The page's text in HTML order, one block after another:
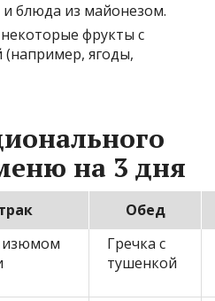
блюда из майонезом.
фрукты с
ягоды,
на 3 дня
Обед
изюмом
Гречка с
тушенкой